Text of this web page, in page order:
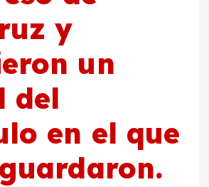
y
un
del
en el que